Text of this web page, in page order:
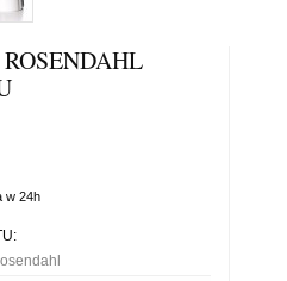
w 24h